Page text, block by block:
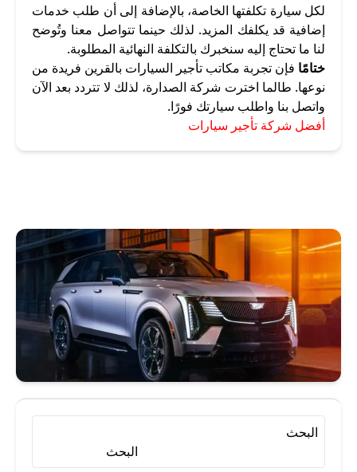
لكل سيارة تكلفتها الخاصة، بالإضافة إلى أن طلب خدمات
إضافية قد يكلفك المزيد. لذلك حينما تتواصل معنا وتُوضح
لنا ما تحتاج إليه سنخبرك بالتكلفة النهائية المطلوبة.
ختامًا فإن تجربة مكاتب تأجير السيارات بالقرين فريدة من
نوعها. طالما اخترت شركة الصدارة، لذلك لا تتردد بعد الآن
واتصل بنا واطلب سيارتك فورًا.
أفضل شركة تأجير سيارات
أرخص مكتب تأجير سيارات بالكويت
إيجار سيارات إيجار سيارة
استئجار سيارة تأجير سيارات
تأجير سيارات الكويت
البحث
البحث